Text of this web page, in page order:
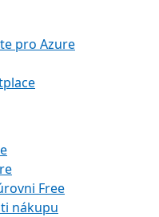
pro Azure
Free
nákupu